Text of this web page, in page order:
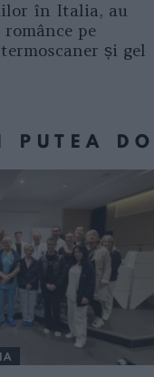
în Italia, au
pe
și gel
PUTEA